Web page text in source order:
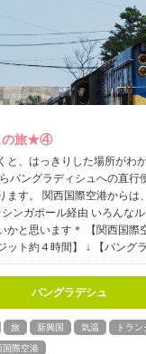
の旅★④
と、はっきりした場所がわ
バングラディシュへの直行
ます。 関西国際空港から
ンガポール経由 いろんなル
かと思います＊ 【関西国際
ット約４時間】 ↓ 【バング
バングラデシュ
旅 新興国 気温 トラン
国際空港